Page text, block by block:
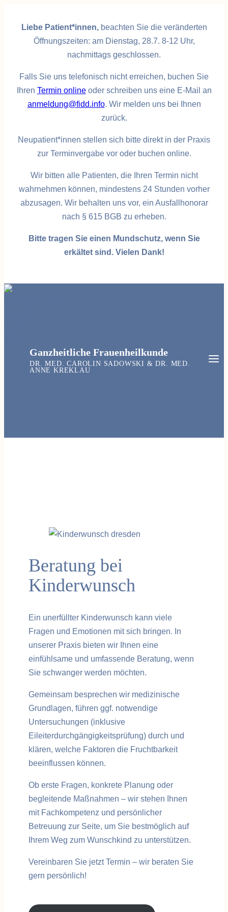
Inhalt
springen
Liebe Patient*innen, beachten Sie die veränderten
Öffnungszeiten: am Dienstag, 28.7. 8-12 Uhr,
nachmittags geschlossen.
Falls Sie uns telefonisch nicht erreichen, buchen Sie
Ihren Termin onlineoder schreiben uns eine E-Mail an
anmeldung@fidd.info. Wir melden uns bei Ihnen
zurück.
Neupatient*innen stellen sich bitte direkt in der Praxis
zur Terminvergabe vor oder buchen online.
Wir bitten alle Patienten, die Ihren Termin nicht
wahrnehmen können, mindestens 24 Stunden vorher
abzusagen. Wir behalten uns vor, ein Ausfallhonorar
nach § 615 BGB zu erheben.
Bitte tragen Sie einen Mundschutz, wenn Sie
erkältet sind. Vielen Dank!
Ganzheitliche Frauenheilkunde
DR. MED. CAROLIN SADOWSKI & DR. MED.
ANNE KREKLAU
Beratung bei
Kinderwunsch
Ein unerfüllter Kinderwunsch kann viele
Fragen und Emotionen mit sich bringen. In
unserer Praxis bieten wir Ihnen eine
einfühlsame und umfassende Beratung, wenn
Sie schwanger werden möchten.
Gemeinsam besprechen wir medizinische
Grundlagen, führen ggf. notwendige
Untersuchungen (inklusive
Eileiterdurchgängigkeitsprüfung) durch und
klären, welche Faktoren die Fruchtbarkeit
beeinflussen können.
Ob erste Fragen, konkrete Planung oder
begleitende Maßnahmen – wir stehen Ihnen
mit Fachkompetenz und persönlicher
Betreuung zur Seite, um Sie bestmöglich auf
Ihrem Weg zum Wunschkind zu unterstützen.
Vereinbaren Sie jetzt Termin – wir beraten Sie
gern persönlich!